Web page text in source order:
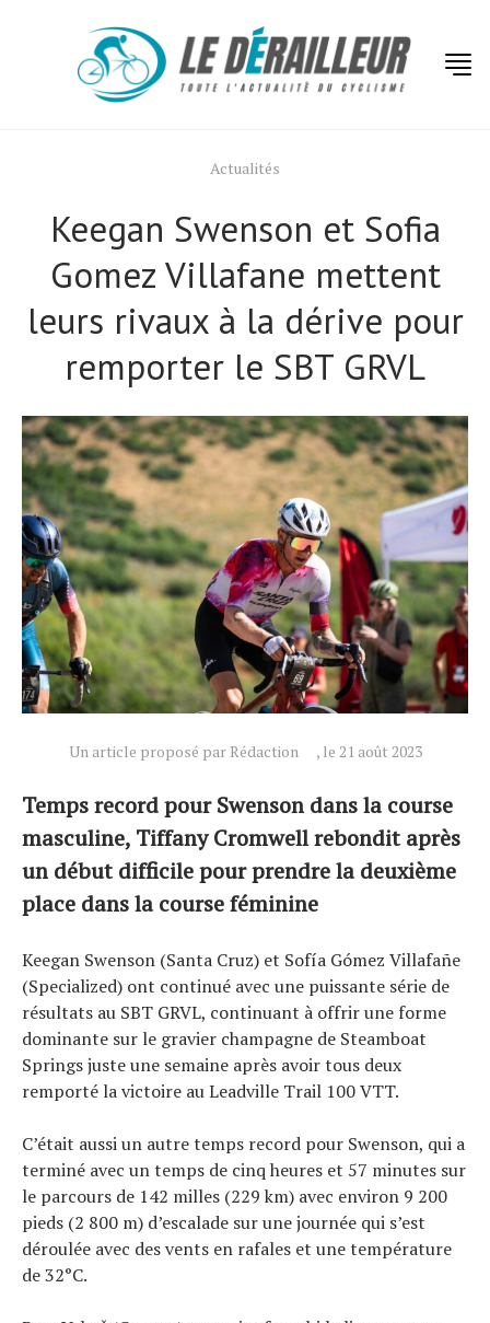
Actualités
Keegan Swenson et Sofia
Gomez Villafane mettent
leurs rivaux à la dérive pour
remporter le SBT GRVL
Un article proposé par Rédaction , le 21 août 2023
Temps record pour Swenson dans la course
masculine, Tiffany Cromwell rebondit après
un début difficile pour prendre la deuxième
place dans la course féminine
Keegan Swenson (Santa Cruz) et Sofía Gómez Villafañe
(Specialized) ont continué avec une puissante série de
résultats au SBT GRVL, continuant à offrir une forme
dominante sur le gravier champagne de Steamboat
Springs juste une semaine après avoir tous deux
remporté la victoire au Leadville Trail 100 VTT.
C’était aussi un autre temps record pour Swenson, qui a
terminé avec un temps de cinq heures et 57 minutes sur
le parcours de 142 milles (229 km) avec environ 9 200
pieds (2 800 m) d’escalade sur une journée qui s’est
déroulée avec des vents en rafales et une température
de 32°C.
Actualités
Technologies
Tests de produits
Conseils
Tendances
Tous nos articles
À propos